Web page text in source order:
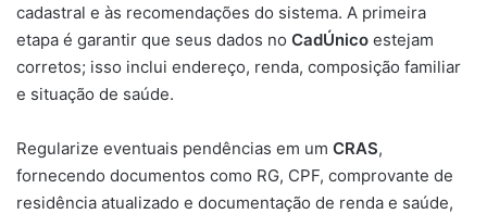
cadastral e às recomendações do sistema. A primeira
etapa é garantir que seus dados no CadÚnico estejam
corretos; isso inclui endereço, renda, composição familiar
e situação de saúde.
Regularize eventuais pendências em um CRAS,
fornecendo documentos como RG, CPF, comprovante de
residência atualizado e documentação de renda e saúde,